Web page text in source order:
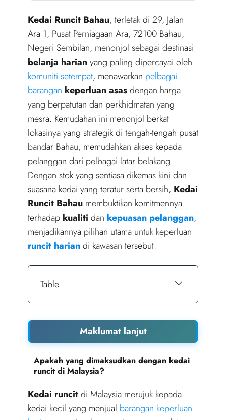
Kedai Runcit Bahau, terletak di 29, Jalan
Ara 1, Pusat Perniagaan Ara, 72100 Bahau,
Negeri Sembilan, menonjol sebagai destinasi
belanja harianyang paling dipercayai oleh
komuniti setempat, menawarkan pelbagai
barangan keperluan asasdengan harga
yang berpatutan dan perkhidmatan yang
mesra. Kemudahan ini menonjol berkat
lokasinya yang strategik di tengah-tengah pusat
bandar Bahau, memudahkan akses kepada
pelanggan dari pelbagai latar belakang.
Dengan stok yang sentiasa dikemas kini dan
suasana kedai yang teratur serta bersih, Kedai
Runcit Bahau membuktikan komitmennya
terhadap kualiti dan kepuasan pelanggan,
menjadikannya pilihan utama untuk keperluan
runcit hariandi kawasan tersebut.
Table
Maklumat lanjut
Apakah yang dimaksudkan dengan kedai
runcit di Malaysia?
Kedai runcitdi Malaysia merujuk kepada
kedai kecil yang menjual barangan keperluan